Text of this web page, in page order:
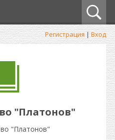
Регистрация | Вход
"Платонов"
"Платонов"